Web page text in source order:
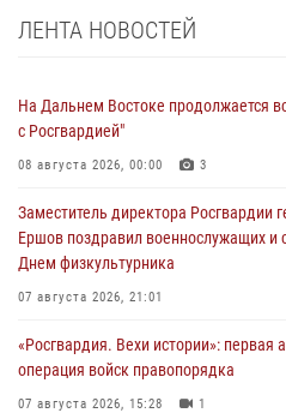
ЛЕНТА НОВОСТЕЙ
На Дальнем Востоке продолжается
с Росгвардией"
08 августа 2026, 00:00 3
Заместитель директора Росгвардии
Ершов поздравил военнослужащих и
Днем физкультурника
07 августа 2026, 21:01
«Росгвардия. Вехи истории»: первая
операция войск правопорядка
07 августа 2026, 15:28 1